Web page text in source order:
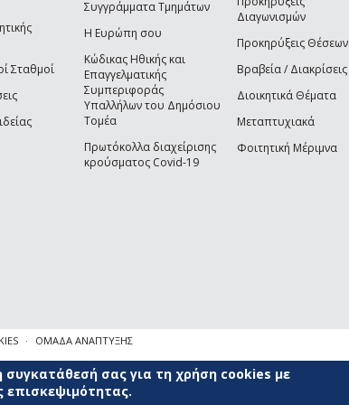
Σταθμοί
Συγγράμματα Τμημάτων
Η Ευρώπη σου
Κώδικας Ηθικής και
Επαγγελματικής
Συμπεριφοράς
Υπαλλήλων του Δημόσιου
Τομέα
Πρωτόκολλα διαχείρισης
κρούσματος Covid-19
Διαγωνισμών
Προκηρύξεις Θέσεων
Βραβεία / Διακρίσεις
Διοικητικά Θέματα
Μεταπτυχιακά
Φοιτητική Μέριμνα
ΟΜΑΔΑ ΑΝΑΠΤΥΞΗΣ
σας για τη χρήση cookies με
επισκεψιμότητας.